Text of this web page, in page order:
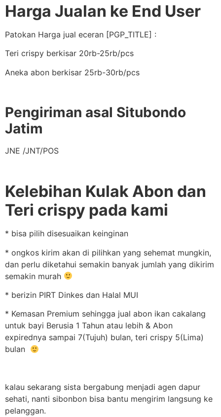
Harga Jualan ke End User
Patokan Harga jual eceran [PGP_TITLE] :
Teri crispy berkisar 20rb-25rb/pcs
Aneka abon berkisar 25rb-30rb/pcs
Pengiriman asal Situbondo
Jatim
JNE /JNT/POS
Kelebihan Kulak Abon dan
Teri crispy pada kami
* bisa pilih disesuaikan keinginan
* ongkos kirim akan di pilihkan yang sehemat mungkin,
dan perlu diketahui semakin banyak jumlah yang dikirim
semakin murah
* berizin PIRT Dinkes dan Halal MUI
* Kemasan Premium sehingga jual abon ikan cakalang
untuk bayi Berusia 1 Tahun atau lebih & Abon
expirednya sampai 7(Tujuh) bulan, teri crispy 5(Lima)
bulan
kalau sekarang sista bergabung menjadi agen dapur
sehati, nanti sibonbon bisa bantu mengirim langsung ke
pelanggan.